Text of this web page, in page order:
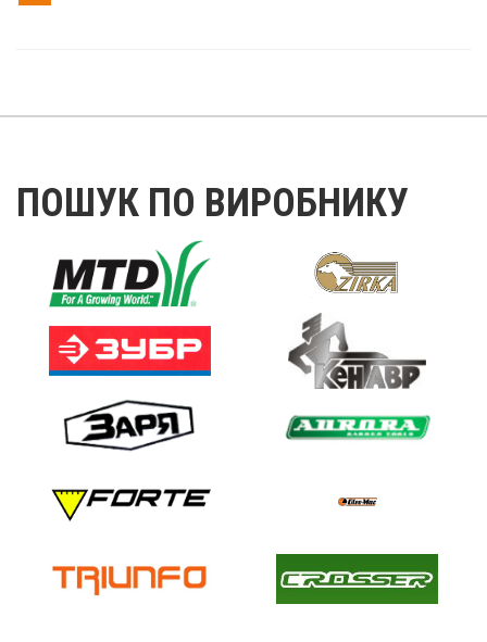
ПОШУК ПО ВИРОБНИКУ